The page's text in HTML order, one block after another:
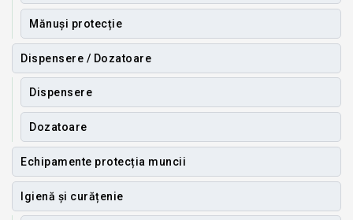
Mănuși protecție
Dispensere / Dozatoare
Dispensere
Dozatoare
Echipamente protecția muncii
Igienă și curățenie